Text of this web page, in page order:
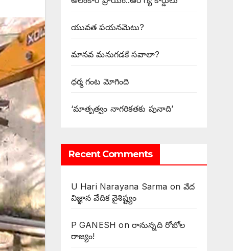
యువత పయనమెటు?
మానవ మనుగడకే సవాలా?
ధర్మ గంట మోగింది
‘మాతృత్వం నాగరికతకు పునాది’
Recent Comments
U Hari Narayana Sarma on వేద
విజ్ఞాన వేదిక వైశిష్ట్యం
P GANESH on ‌రానున్నది రోబోల
రాజ్యం!